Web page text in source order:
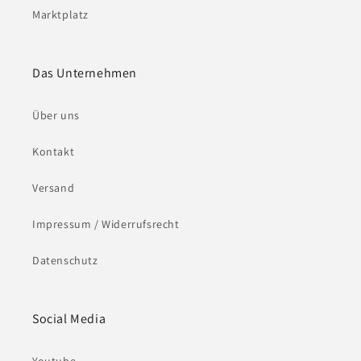
Marktplatz
Das Unternehmen
Über uns
Kontakt
Versand
Impressum / Widerrufsrecht
Datenschutz
Social Media